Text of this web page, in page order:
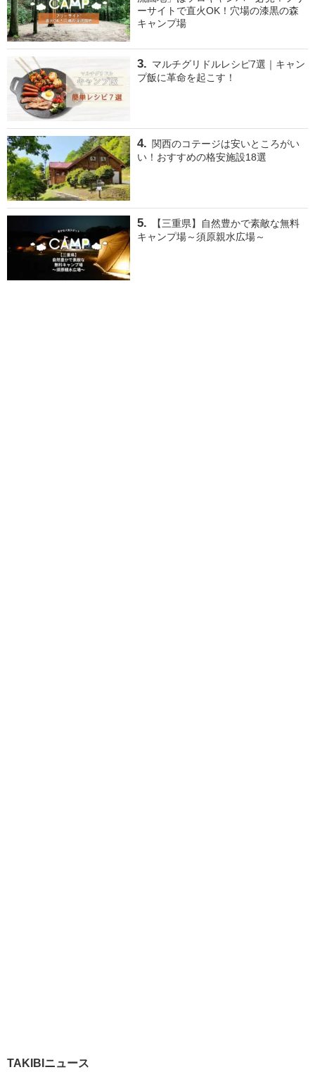
ーサイトで直火OK！穴場の漆黒の森
キャンプ場
マルチグリドルレシピ7選｜キャン
プ飯に革命を起こす！
関西のコテージは安いところがい
い！おすすめの格安施設18選
【三重県】自然豊かで素敵な無料
キャンプ場～須原親水広場～
TAKIBIニュース